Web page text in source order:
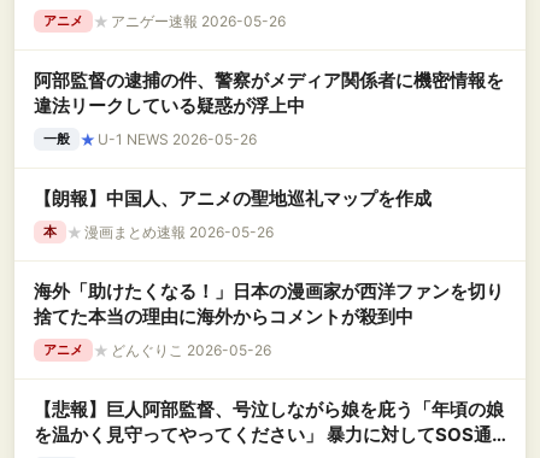
アニメ ★ アニゲー速報 2026-05-26
阿部監督の逮捕の件、警察がメディア関係者に機密情報を
違法リークしている疑惑が浮上中
一般 ★ U-1 NEWS 2026-05-26
【朗報】中国人、アニメの聖地巡礼マップを作成
本 ★ 漫画まとめ速報 2026-05-26
海外「助けたくなる！」日本の漫画家が西洋ファンを切り
捨てた本当の理由に海外からコメントが殺到中
アニメ ★ どんぐりこ 2026-05-26
【悲報】巨人阿部監督、号泣しながら娘を庇う「年頃の娘
を温かく見守ってやってください」 暴力に対してSOS通